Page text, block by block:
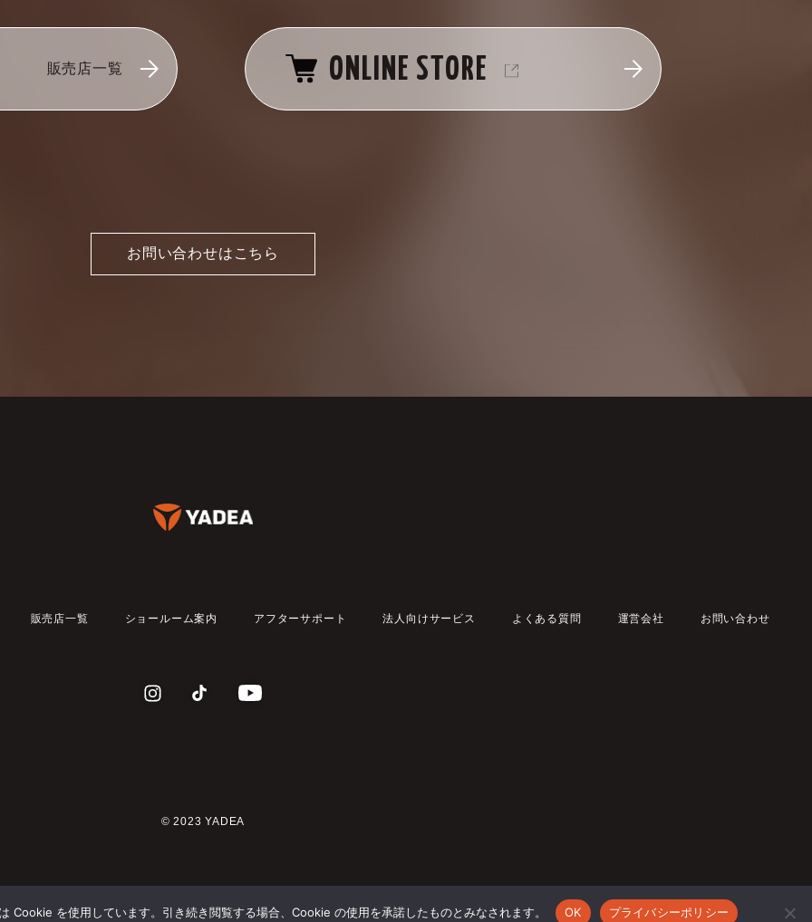
販売店一覧 ONLINE STORE
お問い合わせはこちら
販売店一覧 ショールーム案内 アフターサポート 法人向けサービス よくある質問 運営会社 お問い合わせ
© 2023 YADEA
Cookie を使用しています。引き続き閲覧する場合、Cookie の使用を承諾したものとみなされます。 OK プライバシーポリシー